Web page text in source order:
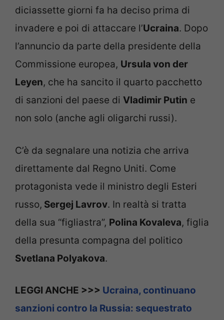
diciassette giorni fa ha deciso prima di
invadere e poi di attaccare l’Ucraina. Dopo
l’annuncio da parte della presidente della
Commissione europea, Ursula von der
Leyen, che ha sancito il quarto pacchetto
di sanzioni del paese di Vladimir Putin e
non solo (anche agli oligarchi russi).
C’è da segnalare una notizia che arriva
direttamente dal Regno Uniti. Come
protagonista vede il ministro degli Esteri
russo, Sergej Lavrov. In realtà si tratta
della sua “figliastra”, Polina Kovaleva, figlia
della presunta compagna del politico
Svetlana Polyakova.
LEGGI ANCHE >>> Ucraina, continuano
sanzioni contro la Russia: sequestrato